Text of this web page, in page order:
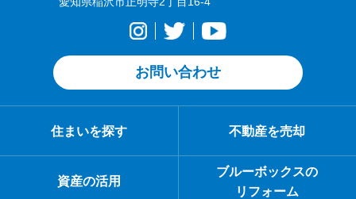
お問い合わせ
住まいを探す 不動産を売却
資産の活用
ブルーボックスの
リフォーム